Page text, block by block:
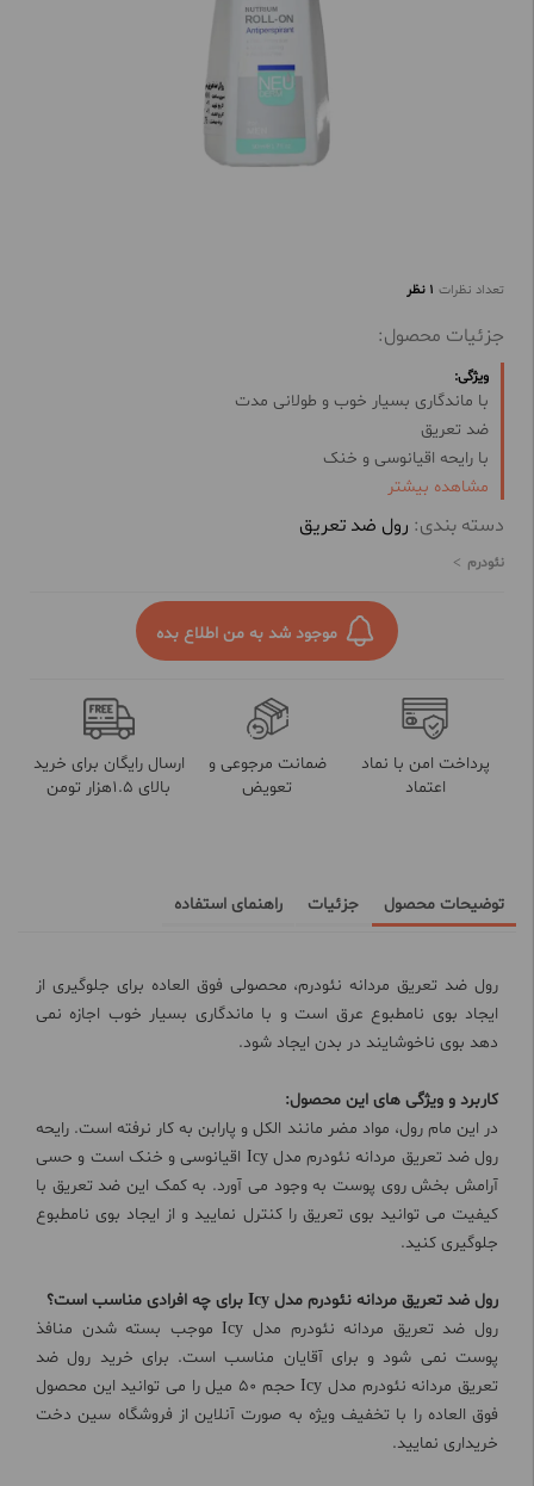
تعداد نظرات 1 نظر
جزئیات محصول:
ویژگی:
با ماندگاری بسیار خوب و طولانی مدت
ضد تعریق
با رایحه اقیانوسی و خنک
ساخت ایران
حاوی گلیسیرین برای حفظ سلامت پوست
مشاهده بیشتر
دسته بندی: رول ضد تعریق
نئودرم
موجود شد به من اطلاع بده
پرداخت امن با نماد
اعتماد
ضمانت مرجوعی و
تعویض
ارسال رایگان برای خرید
بالای 1.5هزار تومن
توضیحات محصول جزئیات راهنمای استفاده
رول ضد تعریق مردانه نئودرم، محصولی فوق العاده برای جلوگیری از
ایجاد بوی نامطبوع عرق است و با ماندگاری بسیار خوب اجازه نمی
دهد بوی ناخوشایند در بدن ایجاد شود.
کاربرد و ویژگی های این محصول:
در این مام رول، مواد مضر مانند الکل و پارابن به کار نرفته است. رایحه
رول ضد تعریق مردانه نئودرم مدل Icy اقیانوسی و خنک است و حسی
آرامش بخش روی پوست به وجود می آورد. به کمک این ضد تعریق با
کیفیت می توانید بوی تعریق را کنترل نمایید و از ایجاد بوی نامطبوع
جلوگیری کنید.
رول ضد تعریق مردانه نئودرم مدل Icy برای چه افرادی مناسب است؟
رول ضد تعریق مردانه نئودرم مدل Icy موجب بسته شدن منافذ
پوست نمی شود و برای آقایان مناسب است. برای خرید رول ضد
تعریق مردانه نئودرم مدل Icy حجم 50 میل را می توانید این محصول
فوق العاده را با تخفیف ویژه به صورت آنلاین از فروشگاه سین دخت
خریداری نمایید.